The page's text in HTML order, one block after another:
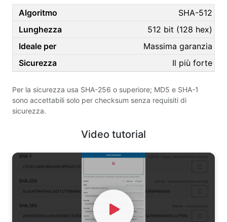
SHA-512
512 bit (128 hex)
Massima garanzia
Il più forte
Per la sicurezza usa SHA-256 o superiore; MD5 e SHA-1
sono accettabili solo per checksum senza requisiti di
sicurezza.
Video tutorial